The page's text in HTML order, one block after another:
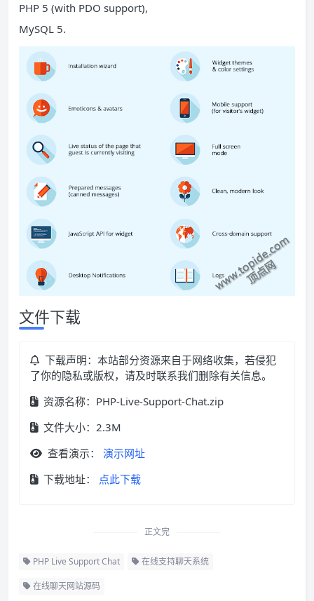
PHP 5 (with PDO support),
MySQL 5.
文件下载
下载声明：本站部分资源来自于网络收集，若侵犯
了你的隐私或版权，请及时联系我们删除有关信息。
资源名称：PHP-Live-Support-Chat.zip
文件大小：2.3M
查看演示：
演示网址
下载地址：
点此下载
正文完
PHP Live Support Chat 在线支持聊天系统
在线聊天网站源码